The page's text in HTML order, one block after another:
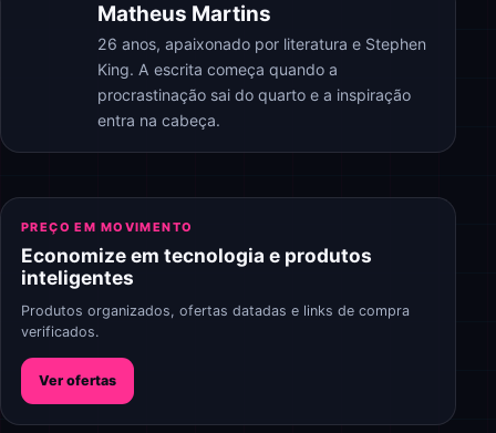
Matheus Martins
26 anos, apaixonado por literatura e Stephen
King. A escrita começa quando a
procrastinação sai do quarto e a inspiração
entra na cabeça.
PREÇO EM MOVIMENTO
Economize em tecnologia e produtos
inteligentes
Produtos organizados, ofertas datadas e links de compra
verificados.
Ver ofertas